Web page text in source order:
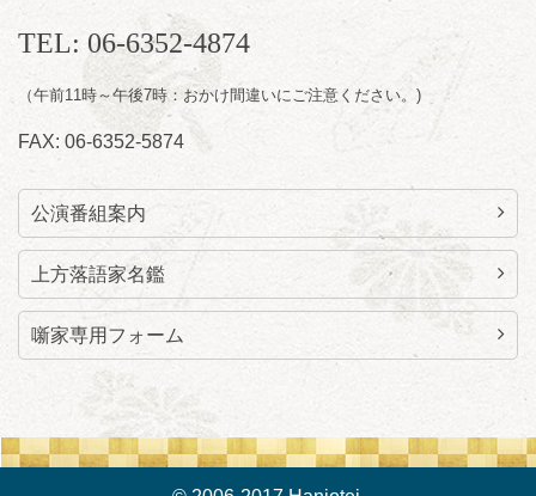
開演：午後6時30分（6時開場）全席指定
前売3,000円 当日3,500円
お問合せ：福笑エンタープライズ
0798-23-
7160
★莵道亭配信あり
TEL: 06-6352-4874
（午前11時～午後7時：おかけ間違いにご注意ください。)
FAX: 06-6352-5874
公演番組案内
上方落語家名鑑
噺家専用フォーム